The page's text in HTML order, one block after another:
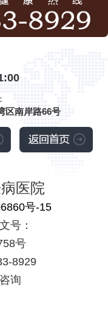
区南岸路66号
医院
号-15
号：
号
8929
询